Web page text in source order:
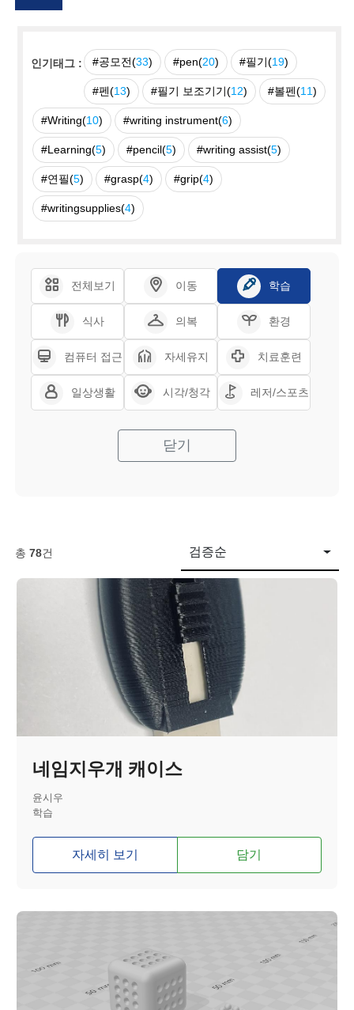
인기태그 : #공모전(33) #pen(20) #필기(19)
#펜(13) #필기 보조기기(12) #볼펜(11)
#Writing(10) #writing instrument(6)
#Learning(5) #pencil(5) #writing assist(5)
#연필(5) #grasp(4) #grip(4)
#writingsupplies(4)
전체보기 이동 학습
식사 의복 환경
컴퓨터 접근 자세유지 치료훈련
일상생활 시각/청각 레저/스포츠
닫기
총78건 검증순
네임지우개 캐이스
윤시우
학습
자세히 보기 담기